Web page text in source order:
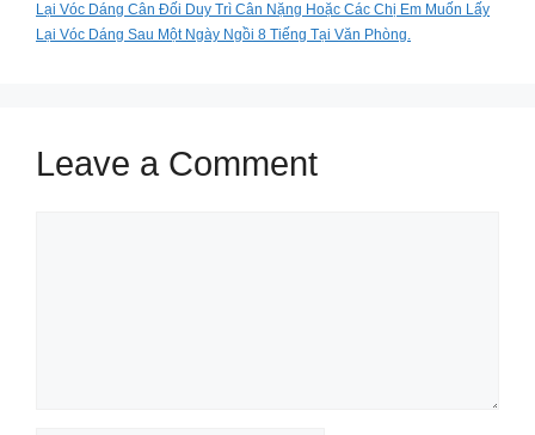
Lại Vóc Dáng Cân Đối Duy Trì Cân Nặng Hoặc Các Chị Em Muốn Lấy
Lại Vóc Dáng Sau Một Ngày Ngồi 8 Tiếng Tại Văn Phòng.
Leave a Comment